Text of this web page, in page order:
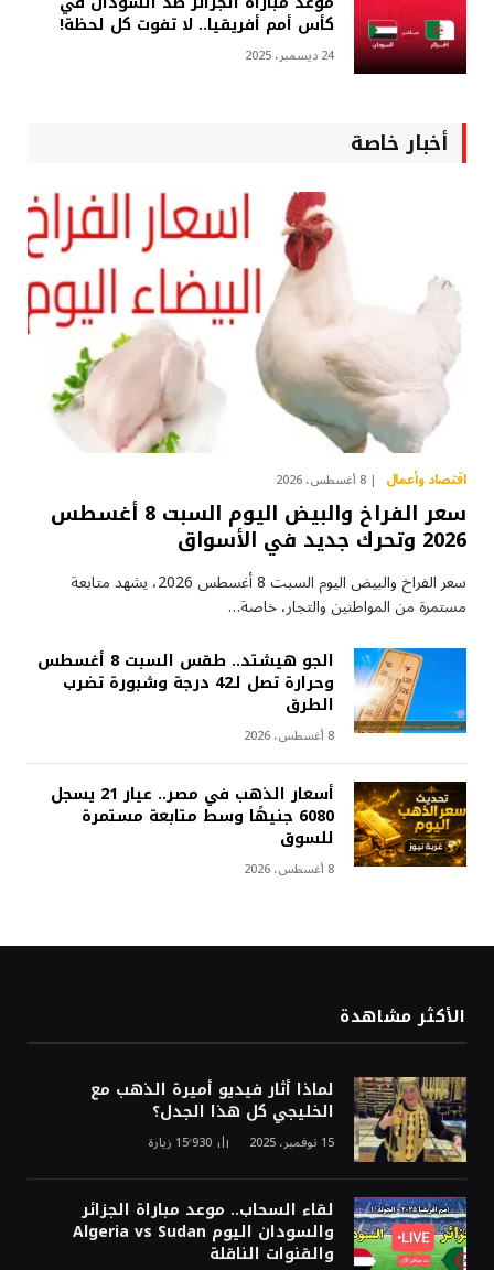
كأس أمم أفريقيا.. لا تفوت كل لحظة!
24 ديسمبر، 2025
أخبار خاصة
اقتصاد وأعمال 8 أغسطس، 2026
سعر الفراخ والبيض اليوم السبت 8 أغسطس
2026 وتحرك جديد في الأسواق
سعر الفراخ والبيض اليوم السبت 8 أغسطس 2026، يشهد متابعة
مستمرة من المواطنين والتجار، خاصة…
الجو هيشتد.. طقس السبت 8 أغسطس
وحرارة تصل لـ42 درجة وشبورة تضرب
الطرق
8 أغسطس، 2026
أسعار الذهب في مصر.. عيار 21 يسجل
6080 جنيهًا وسط متابعة مستمرة
للسوق
8 أغسطس، 2026
الأكثر مشاهدة
لماذا أثار فيديو أميرة الذهب مع
الخليجي كل هذا الجدل؟
15 نوفمبر، 2025 15٬930 زيارة
لقاء السحاب.. موعد مباراة الجزائر
والسودان اليوم Algeria vs Sudan
والقنوات الناقلة